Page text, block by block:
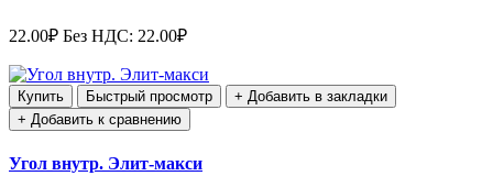
22.00₽ Без НДС: 22.00₽
Купить Быстрый просмотр
+ Добавить в закладки
+ Добавить к сравнению
Угол внутр. Элит-макси